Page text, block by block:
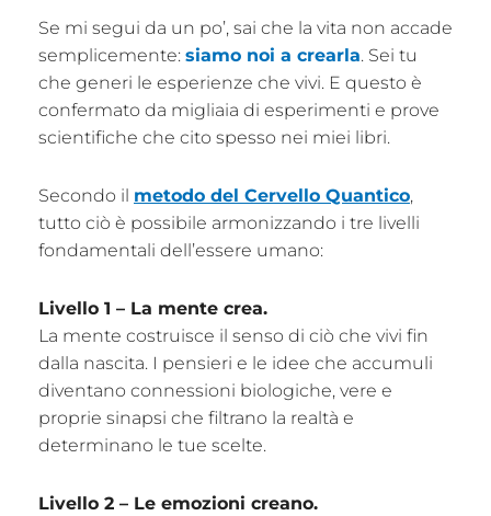
Se mi segui da un po’, sai che la vita non accade
semplicemente: siamo noi a crearla. Sei tu
che generi le esperienze che vivi. E questo è
confermato da migliaia di esperimenti e prove
scientifiche che cito spesso nei miei libri.
Secondo il metodo del Cervello Quantico,
tutto ciò è possibile armonizzando i tre livelli
fondamentali dell’essere umano:
Livello 1 – La mente crea.
La mente costruisce il senso di ciò che vivi fin
dalla nascita. I pensieri e le idee che accumuli
diventano connessioni biologiche, vere e
proprie sinapsi che filtrano la realtà e
determinano le tue scelte.
Livello 2 – Le emozioni creano.